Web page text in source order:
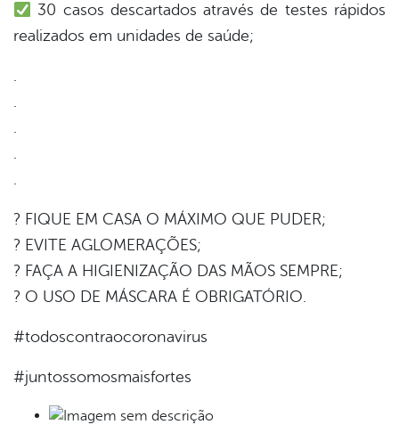
30 casos descartados através de testes rápidos
realizados em unidades de saúde;
.
.
.
.
.
? FIQUE EM CASA O MÁXIMO QUE PUDER;
? EVITE AGLOMERAÇÕES;
? FAÇA A HIGIENIZAÇÃO DAS MÃOS SEMPRE;
? O USO DE MÁSCARA É OBRIGATÓRIO.
#todoscontraocoronavirus
#juntossomosmaisfortes